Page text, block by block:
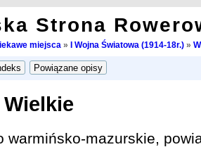
Strona
miejsca » I Wojna Światowa (1914-18r.)»
Wielkie
warmińsko-mazurskie,